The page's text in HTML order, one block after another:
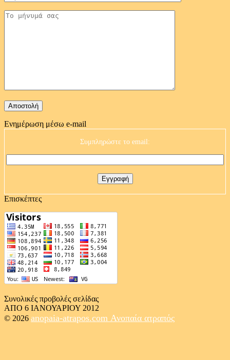
Ενημέρωση μέσω e-mail
Συμπληρώστε το email:
Επισκέπτες
Συνολικές προβολές σελίδας
ΑΠΟ 6 ΙΑΝΟΥΑΡΙΟΥ 2012
© 2026 anopaia-atrapos.com Ανοπαία ατραπός